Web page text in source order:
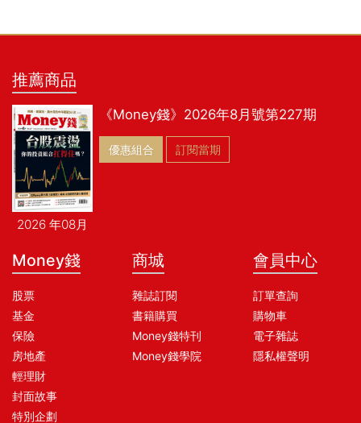
推薦商品
2026 年08月
《Money錢》2026年8月號第227期
優惠組合 訂閱當期
Money錢
股票
基金
保險
房地產
輕理財
封面故事
特別企劃
商城
雜誌訂閱
書籍購買
Money錢特刊
Money錢學院
會員中心
訂單查詢
購物車
電子雜誌
隱私權聲明